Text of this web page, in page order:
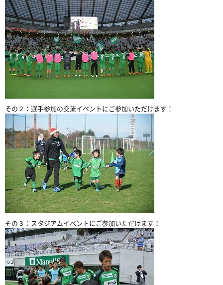
その２：選手参加の交流イベントにご参加いただけます！
その３：スタジアムイベントにご参加いただけます！